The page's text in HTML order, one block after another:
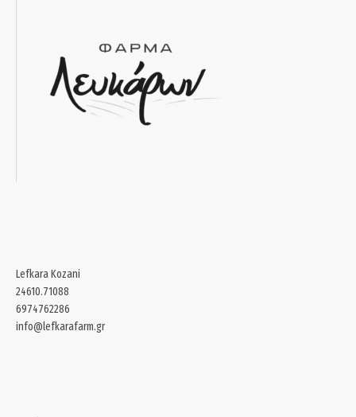
Lefkara Kozani
24610.71088
6974762286
info@lefkarafarm.gr